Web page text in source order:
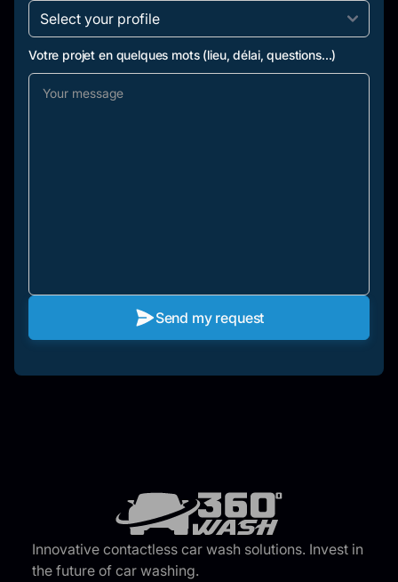
Votre projet en quelques mots (lieu, délai, questions...)
Send my request
Innovative contactless car wash solutions. Invest in
the future of car washing.